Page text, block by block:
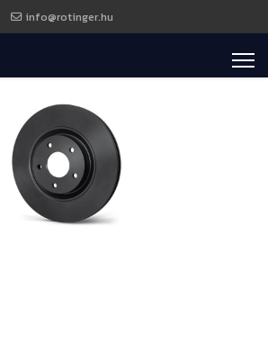
info@rotinger.hu